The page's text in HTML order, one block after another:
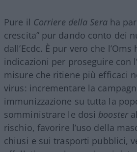
Pure il Corriere della Seraha
crescita” pur dando conto dei
dall’Ecdc. È pur vero che
indicazioni per proseguire con
misure che ritiene più efficaci
virus: incrementare la
immunizzazione su tutta la
somministrare le dosi booster
rischio, favorire l’uso della
chiusi e sui trasporti pubblici,